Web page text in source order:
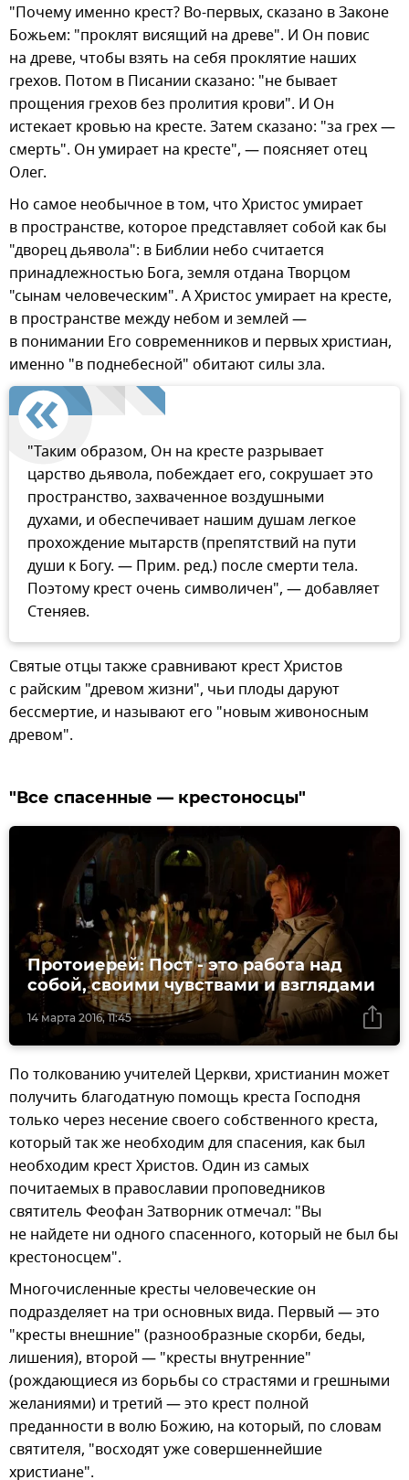
"Почему именно крест? Во-первых, сказано в Законе
Божьем: "проклят висящий на древе". И Он повис
на древе, чтобы взять на себя проклятие наших
грехов. Потом в Писании сказано: "не бывает
прощения грехов без пролития крови". И Он
истекает кровью на кресте. Затем сказано: "за грех —
смерть". Он умирает на кресте", — поясняет отец
Олег.
Но самое необычное в том, что Христос умирает
в пространстве, которое представляет собой как бы
"дворец дьявола": в Библии небо считается
принадлежностью Бога, земля отдана Творцом
"сынам человеческим". А Христос умирает на кресте,
в пространстве между небом и землей —
в понимании Его современников и первых христиан,
именно "в поднебесной" обитают силы зла.
"Таким образом, Он на кресте разрывает
царство дьявола, побеждает его, сокрушает это
пространство, захваченное воздушными
духами, и обеспечивает нашим душам легкое
прохождение мытарств (препятствий на пути
души к Богу. — Прим. ред.) после смерти тела.
Поэтому крест очень символичен", — добавляет
Стеняев.
Святые отцы также сравнивают крест Христов
с райским "древом жизни", чьи плоды даруют
бессмертие, и называют его "новым живоносным
древом".
"Все спасенные — крестоносцы"
14 марта 2016, 11:45
Протоиерей: Пост - это работа над
собой, своими чувствами и взглядами
По толкованию учителей Церкви, христианин может
получить благодатную помощь креста Господня
только через несение своего собственного креста,
который так же необходим для спасения, как был
необходим крест Христов. Один из самых
почитаемых в православии проповедников
святитель Феофан Затворник отмечал: "Вы
не найдете ни одного спасенного, который не был бы
крестоносцем".
Многочисленные кресты человеческие он
подразделяет на три основных вида. Первый — это
"кресты внешние" (разнообразные скорби, беды,
лишения), второй — "кресты внутренние"
(рождающиеся из борьбы со страстями и грешными
желаниями) и третий — это крест полной
преданности в волю Божию, на который, по словам
святителя, "восходят уже совершеннейшие
христиане".